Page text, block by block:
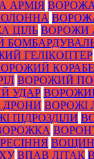
АРМІЯ
ЦІЛЬ ВОРОЖИ
ГЕЛІКОПТЕР
ВОРОЖИЙ
УДАР
ДРОНИ ВОРОЖІ
ПІДРОЗДІЛИ
ВПАВ ЛІТАК